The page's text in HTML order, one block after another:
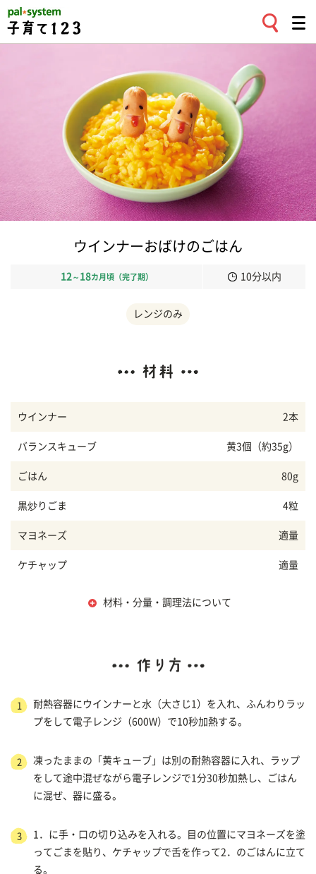
ウインナーおばけのごはん
12 ～ 18カ月頃（完了期） 10分以内
レンジのみ
ウインナー 2本
バランスキューブ 黄3個（約35g）
ごはん 80g
黒炒りごま 4粒
マヨネーズ 適量
ケチャップ 適量
材料・分量・調理法について
1
耐熱容器にウインナーと水（大さじ1）を入れ、ふんわりラッ
プをして電子レンジ（600W）で10秒加熱する。
2
凍ったままの「黄キューブ」は別の耐熱容器に入れ、ラップ
をして途中混ぜながら電子レンジで1分30秒加熱し、ごはん
に混ぜ、器に盛る。
3
1．に手・口の切り込みを入れる。目の位置にマヨネーズを塗
ってごまを貼り、ケチャップで舌を作って2．のごはんに立て
る。